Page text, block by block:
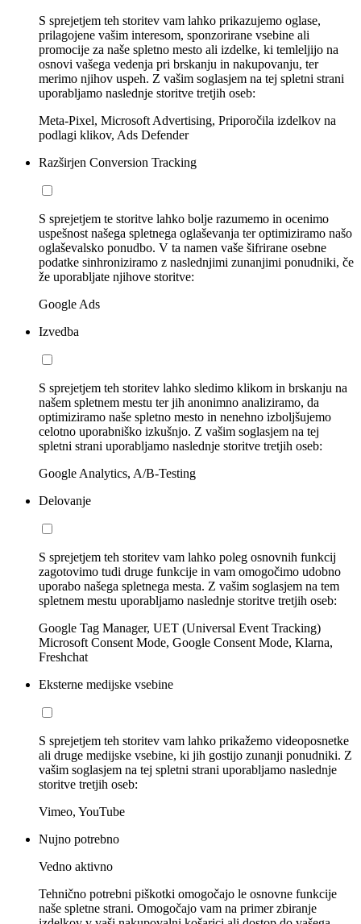
S sprejetjem teh storitev vam lahko prikazujemo oglase,
prilagojene vašim interesom, sponzorirane vsebine ali
promocije za naše spletno mesto ali izdelke, ki temleljijo na
osnovi vašega vedenja pri brskanju in nakupovanju, ter
merimo njihov uspeh. Z vašim soglasjem na tej spletni strani
uporabljamo naslednje storitve tretjih oseb:
Meta-Pixel, Microsoft Advertising, Priporočila izdelkov na
podlagi klikov, Ads Defender
Razširjen Conversion Tracking
S sprejetjem te storitve lahko bolje razumemo in ocenimo
uspešnost našega spletnega oglaševanja ter optimiziramo našo
oglaševalsko ponudbo. V ta namen vaše šifrirane osebne
podatke sinhroniziramo z naslednjimi zunanjimi ponudniki, če
že uporabljate njihove storitve:
Google Ads
Izvedba
S sprejetjem teh storitev lahko sledimo klikom in brskanju na
našem spletnem mestu ter jih anonimno analiziramo, da
optimiziramo naše spletno mesto in nenehno izboljšujemo
celotno uporabniško izkušnjo. Z vašim soglasjem na tej
spletni strani uporabljamo naslednje storitve tretjih oseb:
Google Analytics, A/B-Testing
Delovanje
S sprejetjem teh storitev vam lahko poleg osnovnih funkcij
zagotovimo tudi druge funkcije in vam omogočimo udobno
uporabo našega spletnega mesta. Z vašim soglasjem na tem
spletnem mestu uporabljamo naslednje storitve tretjih oseb:
Google Tag Manager, UET (Universal Event Tracking)
Microsoft Consent Mode, Google Consent Mode, Klarna,
Freshchat
Eksterne medijske vsebine
S sprejetjem teh storitev vam lahko prikažemo videoposnetke
ali druge medijske vsebine, ki jih gostijo zunanji ponudniki. Z
vašim soglasjem na tej spletni strani uporabljamo naslednje
storitve tretjih oseb:
Vimeo, YouTube
Nujno potrebno
Vedno aktivno
Tehnično potrebni piškotki omogočajo le osnovne funkcije
naše spletne strani. Omogočajo vam na primer zbiranje